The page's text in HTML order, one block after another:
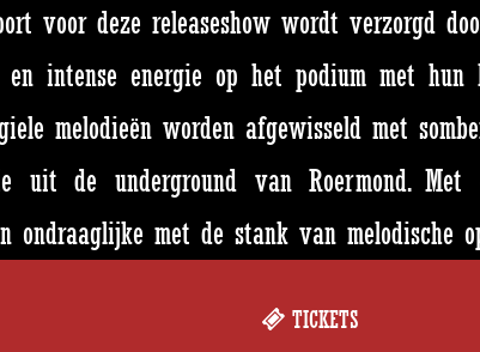
voor deze releaseshow wordt verzorgd
intense energie op het podium met hun
melodieën worden afgewisseld met
uit de underground van Roermond.
ondraaglijke met de stank van melodische
TICKETS